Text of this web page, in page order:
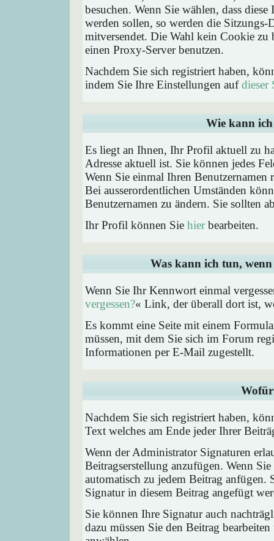
besuchen. Wenn Sie wählen, dass
werden sollen, so werden die
mitversendet. Die Wahl kein Cookie zu
einen Proxy-Server benutzen.
Nachdem Sie sich registriert haben,
indem Sie Ihre Einstellungen aufdieser
Wie kann
Es liegt an Ihnen, Ihr Profil aktuell zu
Adresse aktuell ist. Sie können jedes
Wenn Sie einmal Ihren
Bei ausserordentlichen Umständen
Benutzernamen zu ändern. Sie sollten
Ihr Profil können Sie hierbearbeiten.
Was kann ich tun, wenn
Wenn Sie Ihr Kennwort einmal
vergessen?« Link, der überall dort ist,
Es kommt eine Seite mit einem
müssen, mit dem Sie sich im Forum
Informationen per E-Mail zugestellt.
Nachdem Sie sich registriert haben,
Text welches am Ende jeder Ihrer
Wenn der Administrator Signaturen
Beitragserstellung anzufügen. Wenn
automatisch zu jedem Beitrag
Signatur in diesem Beitrag angefügt
Sie können Ihre Signatur auch
dazu müssen Sie den Beitrag